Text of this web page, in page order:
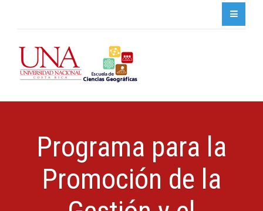
Programa para la
Promoción de la